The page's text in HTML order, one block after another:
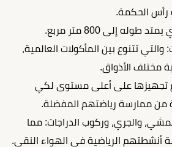
رأس الحكمة.
إلى 800 متر مربع.
تتنوع بين المأكولات العالمية،
مختلف الأذواق.
تجهيزها على أعلى مستوى لكي
من ممارسة رياضتهم المفضلة.
والجري، وركوب الدراجات: مما
أنشطتهم الرياضية في الهواء النقي.